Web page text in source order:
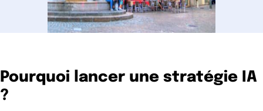
Pourquoi lancer une stratégie IA
?